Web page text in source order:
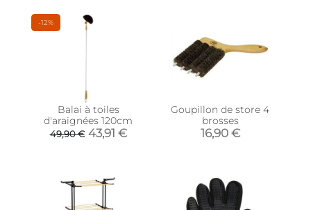
-12%
Balai à toiles
d'araignées 120cm
49,90 € 43,91 €
Goupillon de store 4
brosses
16,90 €